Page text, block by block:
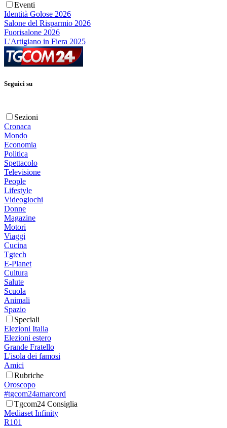
Eventi
Identità Golose 2026
Salone del Risparmio 2026
Fuorisalone 2026
L'Artigiano in Fiera 2025
Seguici su
Sezioni
Cronaca
Mondo
Economia
Politica
Spettacolo
Televisione
People
Lifestyle
Videogiochi
Donne
Magazine
Motori
Viaggi
Cucina
Tgtech
E-Planet
Cultura
Salute
Scuola
Animali
Spazio
Speciali
Elezioni Italia
Elezioni estero
Grande Fratello
L'isola dei famosi
Amici
Rubriche
Oroscopo
#tgcom24amarcord
Tgcom24 Consiglia
Mediaset Infinity
R101